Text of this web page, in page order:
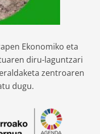
Ekonomiko eta
diru-laguntzari
zentroaren
dugu.